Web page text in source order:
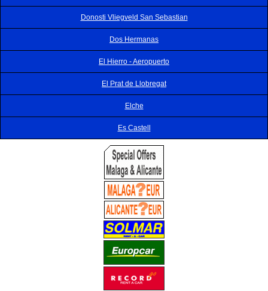
Donosti Vliegveld San Sebastian
Dos Hermanas
El Hierro - Aeropuerto
El Prat de Llobregat
Elche
Es Castell